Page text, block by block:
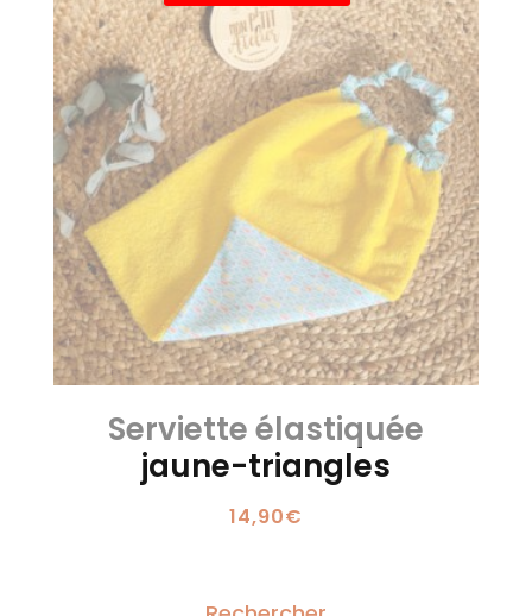
Serviette élastiquée
jaune-triangles
14,90€